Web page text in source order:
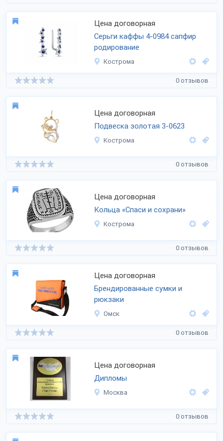
Цена договорная
Серьги каффы 4-0984 сапфир
родирование
Кострома
0 отзывов
Цена договорная
Подвеска золотая 3-0623
Кострома
0 отзывов
Цена договорная
Кольца «Спаси и сохрани»
Кострома
0 отзывов
Цена договорная
Брендированные сумки и
рюкзаки
Омск
0 отзывов
Цена договорная
Дипломы
Москва
0 отзывов